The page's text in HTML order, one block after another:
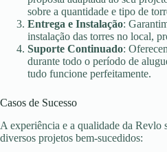
sobre a quantidade e tipo de
Entrega e Instalação:
instalação das torres no local,
Suporte Continuado:
durante todo o período de
tudo funcione perfeitamente.
Casos de Sucesso
A experiência e a qualidade da Revlo
diversos projetos bem-sucedidos: